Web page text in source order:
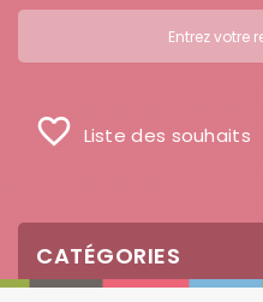
favorite_border Liste des souhaits
CATÉGORIES